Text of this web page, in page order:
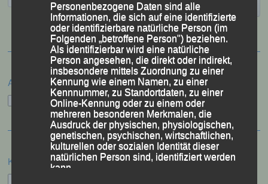
Archiv
Archiv
Kategorien
Kategorien
Personenbezogene Daten sind alle
Informationen, die sich auf eine identifizierte
oder identifizierbare natürliche Person (im
Folgenden „betroffene Person") beziehen.
Als identifizierbar wird eine natürliche
Person angesehen, die direkt oder indirekt,
insbesondere mittels Zuordnung zu einer
Kennung wie einem Namen, zu einer
Kennnummer, zu Standortdaten, zu einer
Online-Kennung oder zu einem oder
mehreren besonderen Merkmalen, die
Ausdruck der physischen, physiologischen,
genetischen, psychischen, wirtschaftlichen,
kulturellen oder sozialen Identität dieser
natürlichen Person sind, identifiziert werden
kann.